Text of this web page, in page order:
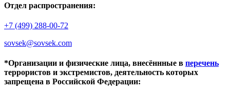
Отдел распространения:
+7 (499) 288-00-72
sovsek@sovsek.com
*Организации и физические лица, внесённные в перечень
террористов и экстремистов, деятельность которых
запрещена в Российской Федерации: